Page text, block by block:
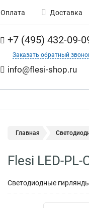
Оплата Доставка
+7 (495) 432-09-
Заказать обратный
info@flesi-shop.ru
Главная
Flesi LED-
Светодиодные